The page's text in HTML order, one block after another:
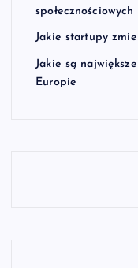
Jakie startupy
Jakie są
Europie